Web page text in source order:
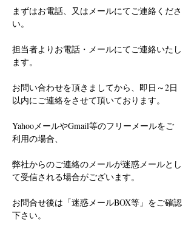
まずはお電話、又はメールにてご連絡くださ
い。
担当者よりお電話・メールにてご連絡いたし
ます。
お問い合わせを頂きましてから、即日～2日
以内にご連絡をさせて頂いております。
YahooメールやGmail等のフリーメールをご
利用の場合、
弊社からのご連絡のメールが迷惑メールとし
て受信される場合がございます。
お問合せ後は「迷惑メールBOX等」をご確認
下さい。